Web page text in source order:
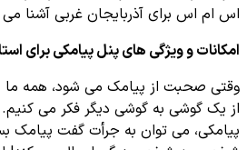
اس ام اس برای آذربایجان غربی آشنا
امکانات و ویژگی های پنل پیامکی برای
وقتی صحبت از پیامک می شود، همه ما
از یک گوشی به گوشی دیگر فکر می
پیامکی، می توان به جرأت گفت پیامک